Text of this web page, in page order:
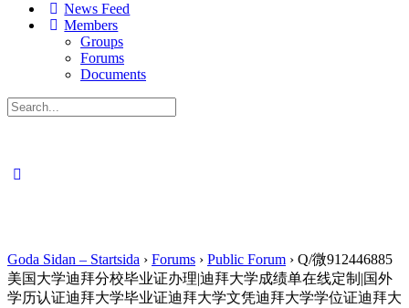
News Feed
Members
Groups
Forums
Documents
Search
for:
Goda Sidan – Startsida › Forums › Public Forum › Q/微912446885
美国大学迪拜分校毕业证办理|迪拜大学成绩单在线定制|国外
学历认证迪拜大学毕业证迪拜大学文凭迪拜大学学位证迪拜大